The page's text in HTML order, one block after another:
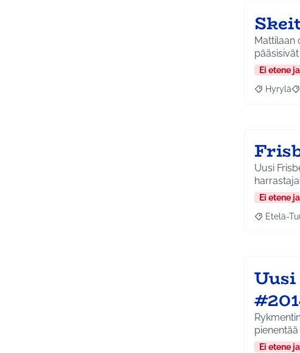
Mattilaan
pääsisivät
Ei etene
Rajaa
Hyrylä
Uusi
Ei etene
Rajaa
Etelä-
Ei etene